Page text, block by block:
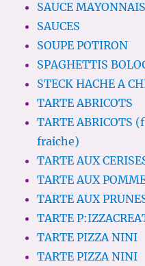
SAUCE
SAUCES
SOUPE POTIRON
SPAGHETTIS
STECK HACHE A
TARTE ABRICOTS
TARTE ABRICOTS
fraiche)
TARTE AUX
TARTE AUX
TARTE AUX
TARTE
TARTE PIZZA NINI
TARTE PIZZA NINI